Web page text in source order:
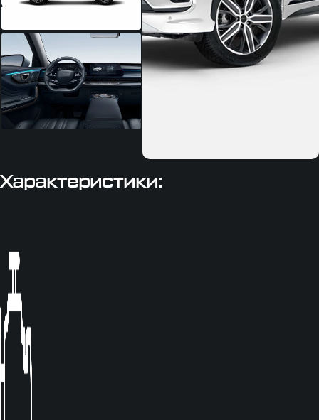
Характеристики: